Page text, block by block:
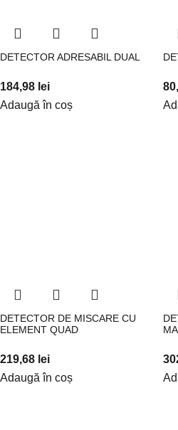
DETECTOR ADRESABIL DUAL
184,98 lei
Adaugă în coș
DETECTOR DE MISCARE CU
ELEMENT QUAD
219,68 lei
Adaugă în coș